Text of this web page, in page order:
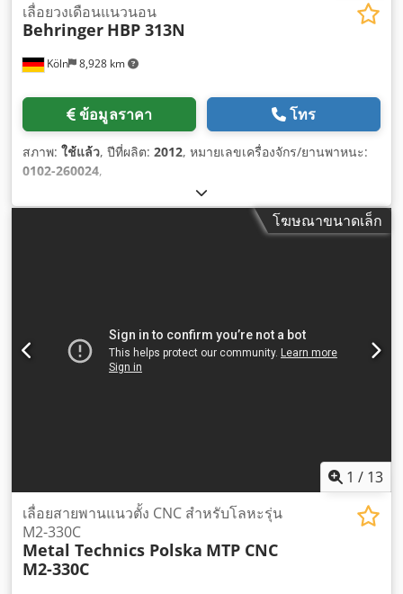
Köln 8,928 km
เลื่อยวงเดือนแนวนอน
Behringer HBP 313N
ข้อมูลราคา โทร
สภาพ: ใช้แล้ว, ปีที่ผลิต: 2012, หมายเลขเครื่องจักร/ยานพาหนะ:
0102-260024,
โฆษณาขนาดเล็ก
1 / 13
เลื่อยสายพานแนวตั้ง CNC สำหรับโลหะรุ่น
M2-330C
Metal Technics Polska MTP CNC
M2-330C